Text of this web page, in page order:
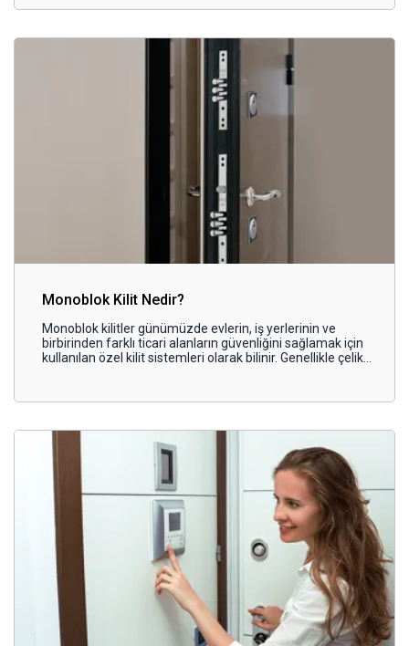
Monoblok Kilit Nedir?
Monoblok kilitler günümüzde evlerin, iş yerlerinin ve
birbirinden farklı ticari alanların güvenliğini sağlamak için
kullanılan özel kilit sistemleri olarak bilinir. Genellikle çelik
standartlarıyla da beklentileri büyük oranda karşılar.